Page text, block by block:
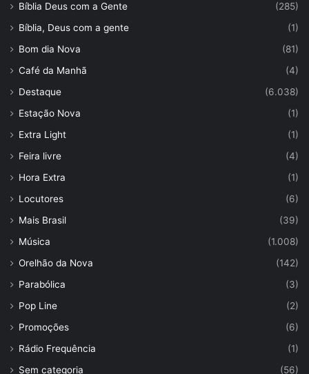
Bíblia Deus com a Gente
(285)
Bíblia, Deus com a gente
(1)
Bom dia Nova
(81)
Café da Manhã
(4)
Destaque
(6.038)
Estação Nova
(1)
Extra Light
(1)
Feira livre
(4)
Hora Extra
(1)
Locutores
(6)
Mais Brasil
(39)
Música
(1.008)
Orelhão da Nova
(142)
Parabólica
(3)
Pop Line
(2)
Promoções
(6)
Rádio Frequência
(1)
Sem categoria
(56)